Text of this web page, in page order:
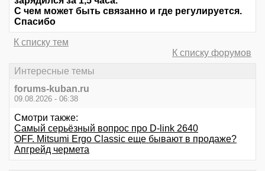
С чем может быть связанно и где регулируется.
Спасибо
К списку тем
К списку форумов
Интересные темы
forums-kuban.ru
09.08.2026 - 06:38
Смотри также:
Самый серьёзный вопрос про D-link 2640
OFF. Mitsumi Ergo Classic еще бывают в продаже?
Апгрейд чермета